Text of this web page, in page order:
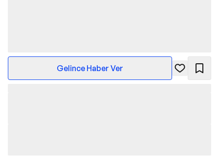
Gelince Haber Ver